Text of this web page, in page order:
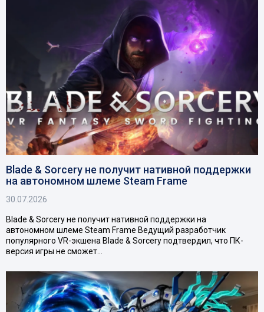
Blade & Sorcery не получит нативной поддержки
на автономном шлеме Steam Frame
30.07.2026
Blade & Sorcery не получит нативной поддержки на
автономном шлеме Steam Frame Ведущий разработчик
популярного VR-экшена Blade & Sorcery подтвердил, что ПК-
версия игры не сможет…